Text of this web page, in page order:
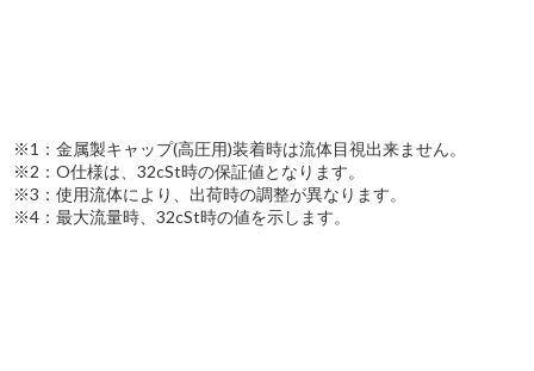
※1：金属製キャップ(高圧用)装着時は流体目視出来ません。
※2：O仕様は、32cSt時の保証値となります。
※3：使用流体により、出荷時の調整が異なります。
※4：最大流量時、32cSt時の値を示します。